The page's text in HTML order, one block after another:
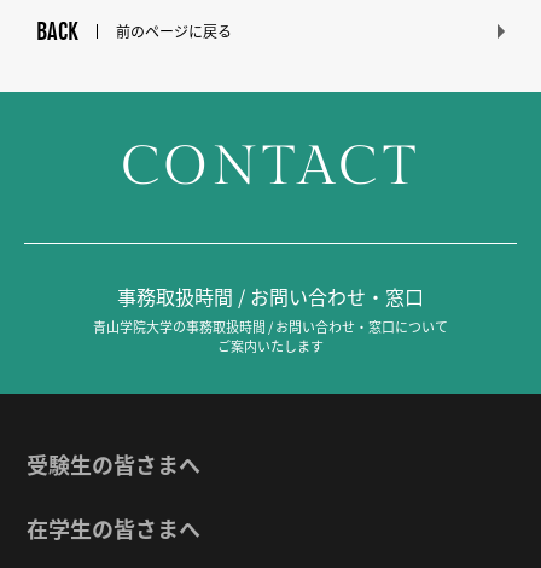
BACK 前のページに戻る
CONTACT
事務取扱時間 / お問い合わせ・窓口
青山学院大学の事務取扱時間 / お問い合わせ・窓口について
ご案内いたします
受験生の皆さまへ
在学生の皆さまへ